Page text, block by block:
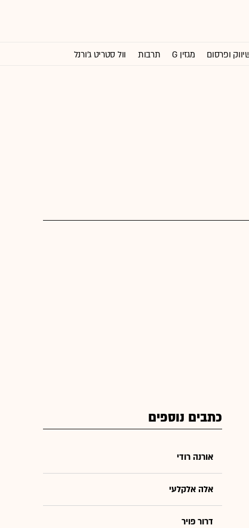
ופרסום מגזין G תרבות וול סטריט ג'ורנל
כתבים נוספים
אורנה רודי
אלה אלקלעי
דרור פויר